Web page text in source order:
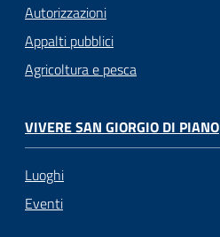
Autorizzazioni
Appalti pubblici
Agricoltura e pesca
VIVERE SAN GIORGIO DI PIANO
Luoghi
Eventi